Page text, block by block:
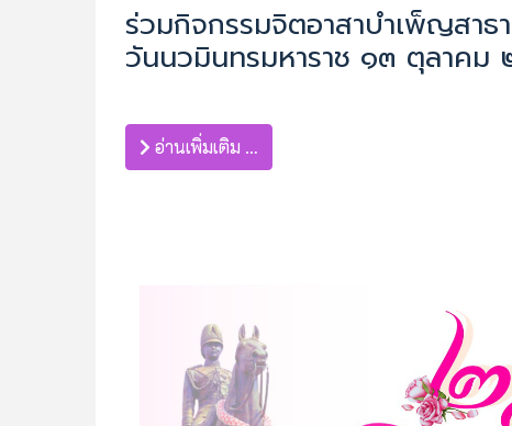
ร่วมกิจกรรมจิตอาสาบำเพ็ญสา
วันนวมินทรมหาราช ๑๓ ตุลาค
อ่านเพิ่มเติม …